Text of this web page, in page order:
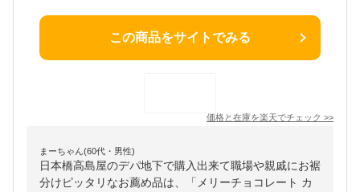
この商品をサイトでみる
価格と在庫を楽天でチェック >>
まーちゃん(60代・男性)
日本橋高島屋のデパ地下で購入出来て職場や親戚にお裾
分けピッタリなお薦め品は、「メリーチョコレート カ